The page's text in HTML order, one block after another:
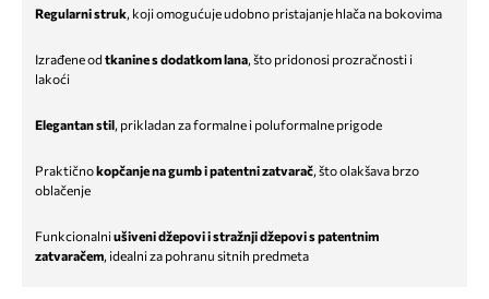
Regularni struk, koji omogućuje udobno pristajanje hlača na bokovima
Izrađene od tkanine s dodatkom lana, što pridonosi prozračnosti i
lakoći
Elegantan stil, prikladan za formalne i poluformalne prigode
Praktičnokopčanje na gumb i patentni zatvarač, što olakšava brzo
oblačenje
Funkcionalniušiveni džepovi i stražnji džepovi s patentnim
zatvaračem, idealni za pohranu sitnih predmeta